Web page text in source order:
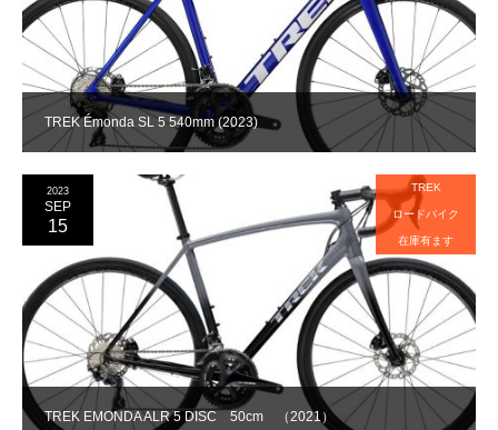
TREK Émonda SL 5 540mm (2023)
TREK EMONDA ALR 5 DISC 50cm （2021）
2023
SEP
15
TREK
ロードバイク
在庫有ます